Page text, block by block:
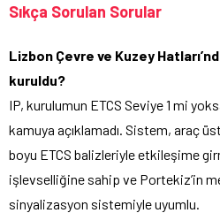
Sıkça Sorulan Sorular
Lizbon Çevre ve Kuzey
kuruldu?
IP, kurulumun ETCS Seviye 1 mi
kamuya açıklamadı. Sistem, araç
boyu ETCS balizleriyle etkileşime
işlevselliğine sahip ve Portekiz’in
sinyalizasyon sistemiyle uyumlu.